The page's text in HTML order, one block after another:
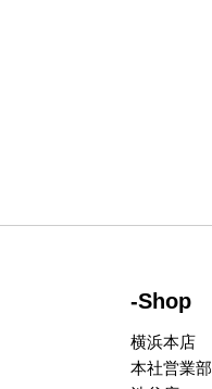
-Shop
横浜本店
本社営業部